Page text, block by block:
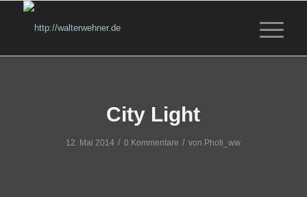
City Light
12. Mai 2014 / 0 Kommentare / von Photi_ww